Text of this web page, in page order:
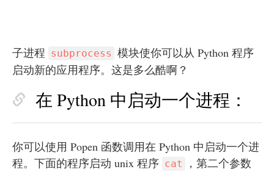
子进程 subprocess 模块使你可以从 Python 程序
启动新的应用程序。这是多么酷啊？
在 Python 中启动一个进程：
你可以使用 Popen 函数调用在 Python 中启动一个进
程。下面的程序启动 unix 程序 cat
，第二个参数